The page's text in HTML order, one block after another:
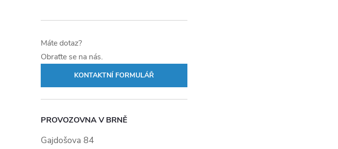
Máte dotaz?
Obraťte se na nás.
KONTAKTNÍ FORMULÁŘ
PROVOZOVNA V BRNĚ
Gajdošova 84